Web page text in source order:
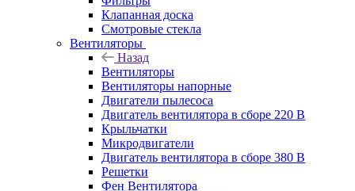
Клапанная доска
Смотровые стекла
Вентиляторы
Назад
Вентиляторы
Вентиляторы напорные
Двигатели пылесоса
Двигатель вентилятора в сборе 220 В
Крыльчатки
Микродвигатели
Двигатель вентилятора в сборе 380 В
Решетки
Фен Вентилятора